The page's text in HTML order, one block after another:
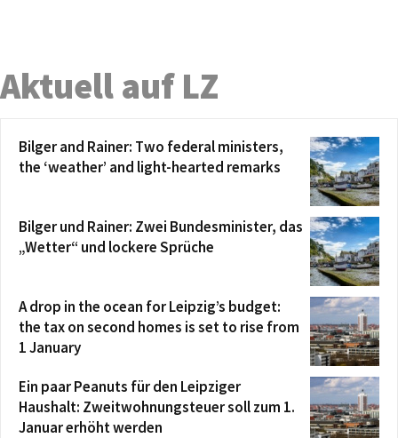
Aktuell auf LZ
Bilger and Rainer: Two federal ministers,
the ‘weather’ and light-hearted remarks
Bilger und Rainer: Zwei Bundesminister, das
„Wetter“ und lockere Sprüche
A drop in the ocean for Leipzig’s budget:
the tax on second homes is set to rise from
1 January
Ein paar Peanuts für den Leipziger
Haushalt: Zweitwohnungsteuer soll zum 1.
Januar erhöht werden